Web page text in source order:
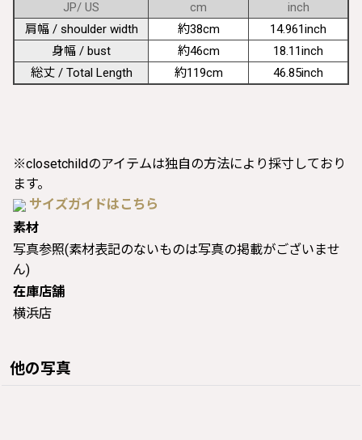
JP/ US cm
inch
肩幅 / shoulder width
約38cm
14.961inch
身幅 / bust
約46cm
18.11inch
総丈 / Total Length
約119cm 46.85inch
※closetchildのアイテムは独自の方法により採寸しており
ます。
サイズガイドはこちら
素材
写真参照(素材表記のないものは写真の掲載がございませ
ん)
在庫店舗
横浜店
他の写真